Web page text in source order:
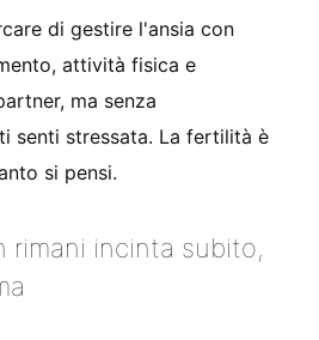
di gestire l'ansia con
attività fisica e
ma senza
senti stressata. La fertilità è
si pensi.
rimani incinta subito,